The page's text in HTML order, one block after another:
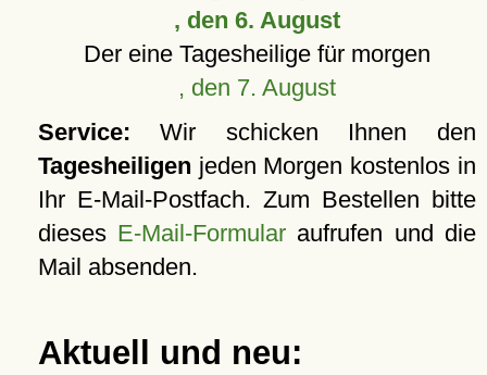
, den 6. August
Der eine Tagesheilige für morgen
, den 7. August
Service: Wir schicken Ihnen den
Tagesheiligen jeden Morgen kostenlos in
Ihr E-Mail-Postfach. Zum Bestellen bitte
dieses E-Mail-Formular aufrufen und die
Mail absenden.
Aktuell und neu: